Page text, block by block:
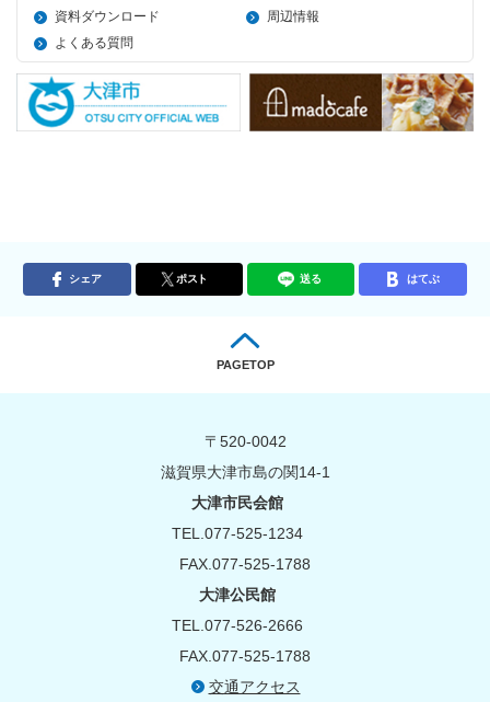
資料ダウンロード
周辺情報
よくある質問
シェア ポスト 送る はてぶ
PAGETOP
〒520-0042
滋賀県大津市島の関14-1
大津市民会館
TEL.077-525-1234
FAX.077-525-1788
大津公民館
TEL.077-526-2666
FAX.077-525-1788
交通アクセス